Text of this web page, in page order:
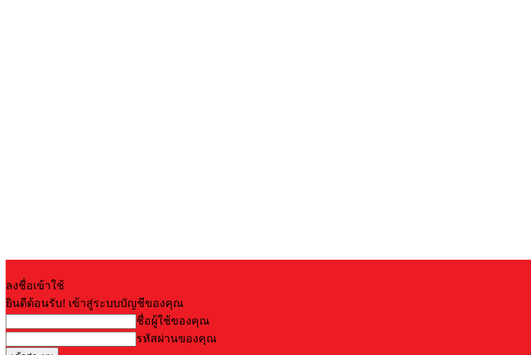
ลงชื่อเข้าใช้
ยินดีต้อนรับ! เข้าสู่ระบบบัญชีของคุณ
ชื่อผู้ใช้ของคุณ
รหัสผ่านของคุณ